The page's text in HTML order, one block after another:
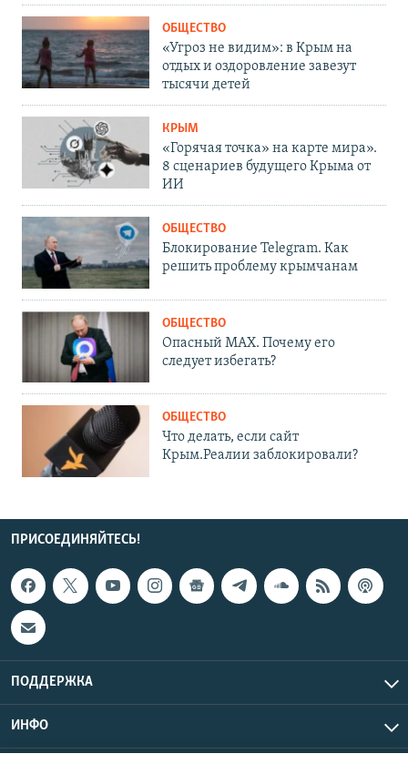
ОБЩЕСТВО
«Угроз не видим»: в Крым на
отдых и оздоровление завезут
тысячи детей
КРЫМ
«Горячая точка» на карте мира».
8 сценариев будущего Крыма от
ИИ
ОБЩЕСТВО
Блокирование Telegram. Как
решить проблему крымчанам
ОБЩЕСТВО
Опасный MAX. Почему его
следует избегать?
ОБЩЕСТВО
Что делать, если сайт
Крым.Реалии заблокировали?
ПРИСОЕДИНЯЙТЕСЬ!
ПОДДЕРЖКА
ИНФО